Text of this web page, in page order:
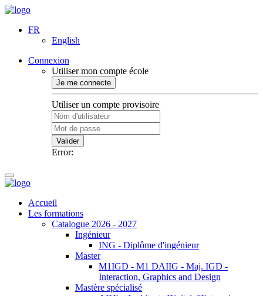
FR
English
Connexion
Utiliser mon compte école
Je me connecte
Utiliser un compte provisoire
Valider
Error:
Accueil
Les formations
Catalogue 2026 - 2027
Ingénieur
ING - Diplôme d'ingénieur
Master
M1IGD - M1 DAIIG - Maj. IGD -
Interaction, Graphics and Design
Mastère spécialisé